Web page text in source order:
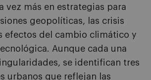
vez más en estrategias para
geopolíticas, las crisis
efectos del cambio climático y
Aunque cada una
se identifican tres
urbanos que reflejan las